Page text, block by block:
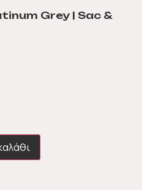
Grey | Sac &